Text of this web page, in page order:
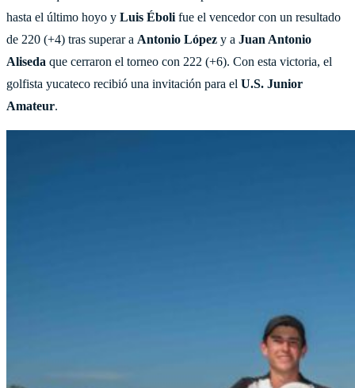
hasta el último hoyo y Luis Éboli fue el vencedor con un resultado
de 220 (+4) tras superar a Antonio López y a Juan Antonio
Aliseda que cerraron el torneo con 222 (+6). Con esta victoria, el
golfista yucateco recibió una invitación para el U.S. Junior
Amateur.